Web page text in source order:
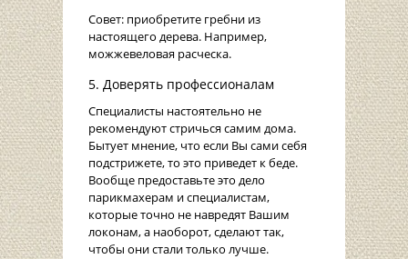
Совет: приобретите гребни из
настоящего дерева. Например,
можжевеловая расческа.
5. Доверять профессионалам
Специалисты настоятельно не
рекомендуют стричься самим дома.
Бытует мнение, что если Вы сами себя
подстрижете, то это приведет к беде.
Вообще предоставьте это дело
парикмахерам и специалистам,
которые точно не навредят Вашим
локонам, а наоборот, сделают так,
чтобы они стали только лучше.